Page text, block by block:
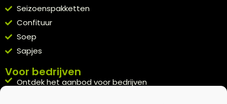
Seizoenspakketten
Confituur
Soep
Sapjes
Voor bedrijven
Ontdek het aanbod voor bedrijven